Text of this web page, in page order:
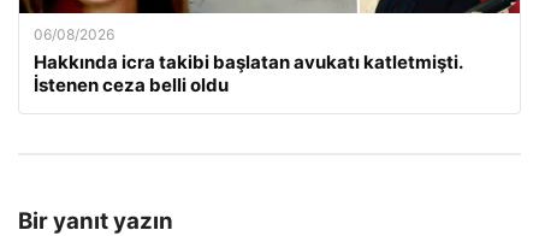
06/08/2026
Hakkında icra takibi başlatan avukatı katletmişti.
İstenen ceza belli oldu
Bir yanıt yazın